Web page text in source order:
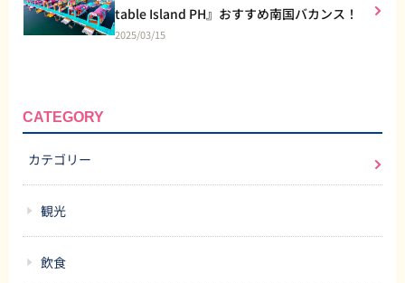
table Island PH』おすすめ南国バカンス！
2025/03/15
CATEGORY
カテゴリー
観光
飲食